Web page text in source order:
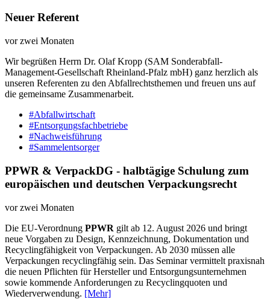
Neuer Referent
vor zwei Monaten
Wir begrüßen Herrn Dr. Olaf Kropp (SAM Sonderabfall-
Management-Gesellschaft Rheinland-Pfalz mbH) ganz herzlich als
unseren Referenten zu den Abfallrechtsthemen und freuen uns auf
die gemeinsame Zusammenarbeit.
#Abfallwirtschaft
#Entsorgungsfachbetriebe
#Nachweisführung
#Sammelentsorger
PPWR & VerpackDG - halbtägige Schulung zum
europäischen und deutschen Verpackungsrecht
vor zwei Monaten
Die EU-Verordnung PPWR gilt ab 12. August 2026 und bringt
neue Vorgaben zu Design, Kennzeichnung, Dokumentation und
Recyclingfähigkeit von Verpackungen. Ab 2030 müssen alle
Verpackungen recyclingfähig sein. Das Seminar vermittelt praxisnah
die neuen Pflichten für Hersteller und Entsorgungsunternehmen
sowie kommende Anforderungen zu Recyclingquoten und
Wiederverwendung. [Mehr]